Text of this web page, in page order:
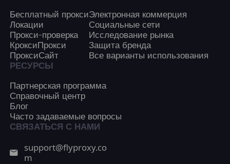
Бесплатный прокси
Локации
Прокси-проверка
КроксиПрокси
ПроксиСайт
Электронная коммерция
Социальные сети
Исследование рынка
Защита бренда
Все варианты использования
РЕСУРСЫ
Партнерская программа
Справочный центр
Блог
Часто задаваемые вопросы
СВЯЗАТЬСЯ С НАМИ
support@flyproxy.co
m